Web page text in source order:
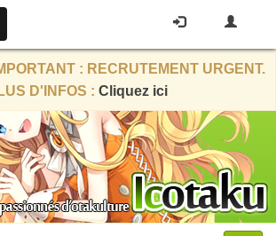
: RECRUTEMENT URGENT.
D'INFOS : Cliquez ici